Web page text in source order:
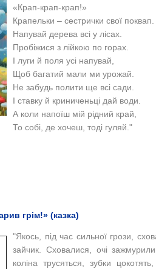
«Крап-крап-крап!»
Крапельки – сестрички свої поквап.
Напувай дерева всі у лісах.
Пробіжися з лійкою по горах.
І луги й поля усі напувай,
Щоб багатий мали ми урожай.
Не забудь полити ще всі сади.
І ставку й криниченьці дай води.
А коли напоїш мій рідний край,
То собі, де хочеш, тоді гуляй."
грім!» (казка)
"Якось, під час сильної грози,
зайчик. Сховалися, очі
коліна трусяться, зубки